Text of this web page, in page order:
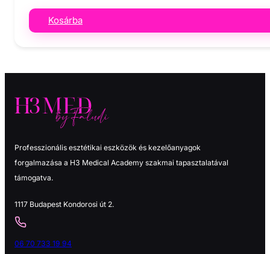
was:
42
29
Kosárba
Professzionális esztétikai eszközök és kezelőanyagok
forgalmazása a H3 Medical Academy szakmai tapasztalatával
támogatva.
1117 Budapest Kondorosi út 2.
06 70 733 19 94